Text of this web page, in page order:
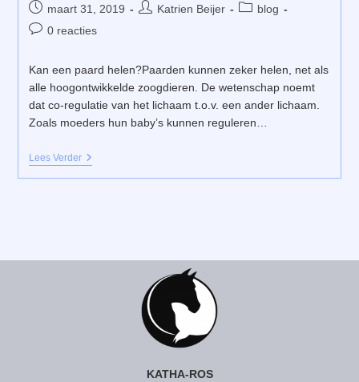
Bericht
gepubliceerd
maart 31, 2019
BerichtKatrien Beijer Berichtcategorie:
blog
Bericht0 reacties
Kan een paard helen?Paarden kunnen zeker helen, net als
alle hoogontwikkelde zoogdieren. De wetenschap noemt
dat co-regulatie van het lichaam t.o.v. een ander lichaam.
Zoals moeders hun baby’s kunnen reguleren…
Lees VerderKunnen
KATHA-ROS